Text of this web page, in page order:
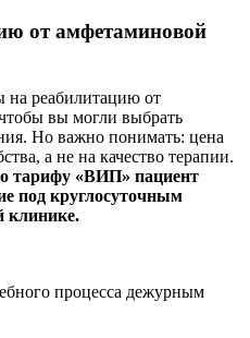
от амфетаминовой
на реабилитацию от
вы могли выбрать
Но важно понимать: цена
а не на качество терапии.
тарифу «ВИП» пациент
под круглосуточным
клинике.
процесса дежурным